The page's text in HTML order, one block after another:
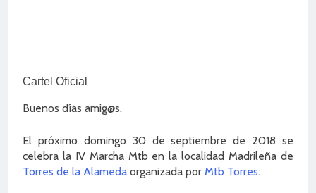
Cartel Oficial
Buenos días amig@s.
El próximo domingo 30 de septiembre de 2018 se
celebra la IV Marcha Mtb en la localidad Madrileña de
Torres de la Alameda organizada por Mtb Torres.